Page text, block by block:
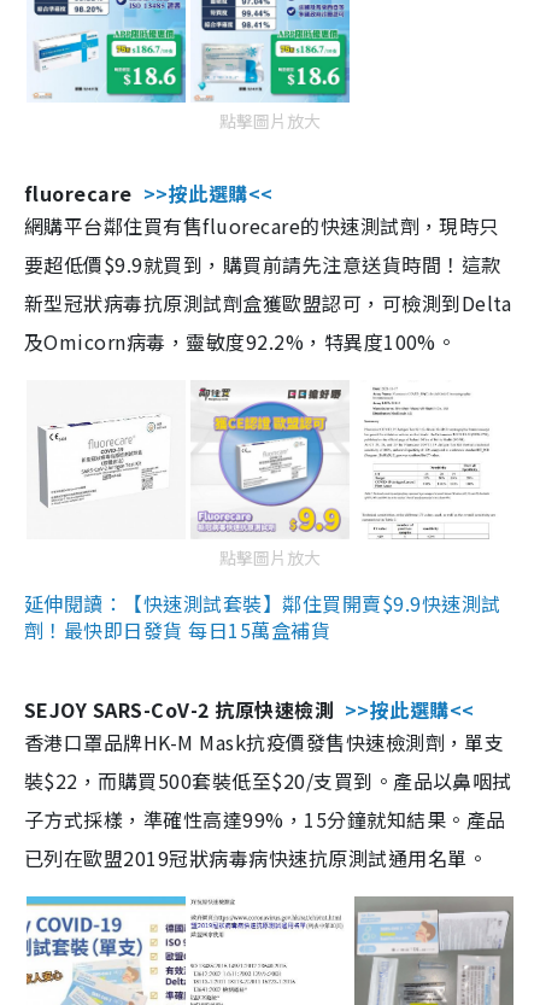
點擊圖片放大
fluorecare >>按此選購<<
網購平台鄰住買有售fluorecare的快速測試劑，現時只
要超低價$9.9就買到，購買前請先注意送貨時間！這款
新型冠狀病毒抗原測試劑盒獲歐盟認可，可檢測到Delta
及Omicorn病毒，靈敏度92.2%，特異度100%。
點擊圖片放大
延伸閱讀：【快速測試套裝】鄰住買開賣$9.9快速測試
劑！最快即日發貨 每日15萬盒補貨
SEJOY SARS-CoV-2 抗原快速檢測 >>按此選購<<
香港口罩品牌HK-M Mask抗疫價發售快速檢測劑，單支
裝$22，而購買500套裝低至$20/支買到。產品以鼻咽拭
子方式採樣，準確性高達99%，15分鐘就知結果。產品
已列在歐盟2019冠狀病毒病快速抗原測試通用名單。